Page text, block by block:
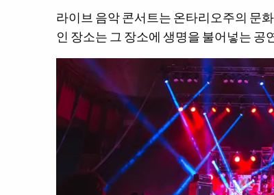
라이브 음악 콘서트는 온타리오주의 문
인 장소는 그 장소에 생명을 불어넣는